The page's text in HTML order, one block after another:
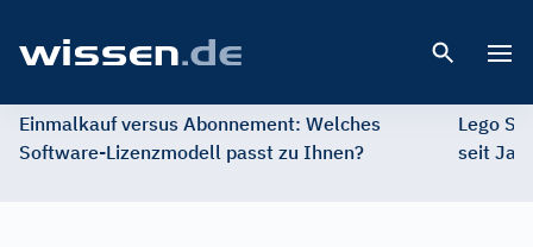
Einmalkauf versus Abonnement: Welches
Software-Lizenzmodell passt zu Ihnen?
Lego
seit